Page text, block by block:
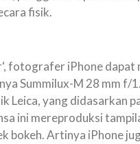
fisik.
fotografer iPhone
Summilux-M 28 mm
Leica, yang didasarkan
ini mereproduksi
bokeh. Artinya iPhone